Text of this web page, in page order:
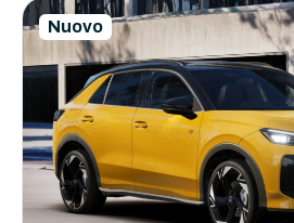
Nuovo